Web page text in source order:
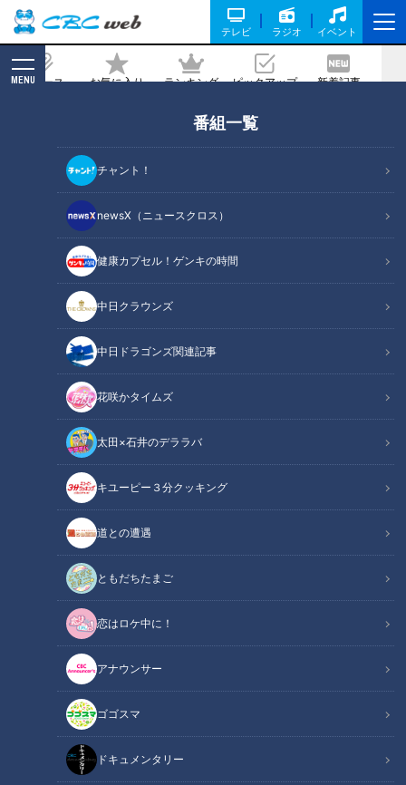
テレビ ラジオ イベント
ニュース お気に入り ランキング ピックアップ 新着記事
MENU
番組一覧
チャント！
newsX（ニュースクロス）
健康カプセル！ゲンキの時間
中日クラウンズ
中日ドラゴンズ関連記事
花咲かタイムズ
太田×石井のデララバ
キユーピー３分クッキング
道との遭遇
ともだちたまご
恋はロケ中に！
アナウンサー
ゴゴスマ
ドキュメンタリー
ジ！高速道路が完成する前の橋脚がまる
で世界遺産！
記事に戻る
今しか見られない岐阜のストーンヘンジ！高速道路が完成する前の橋脚
がまるで世界遺産！
この記事の画像